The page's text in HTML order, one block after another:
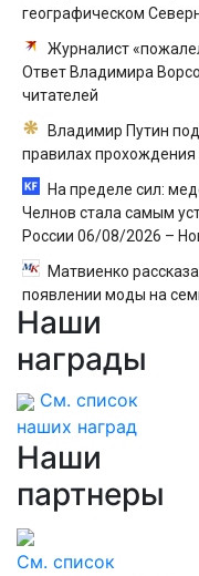
географическом
Журналист
Ответ Владимира
читателей
Владимир Путин
правилах
На пределе сил:
Челнов стала самым
России 06/08/2026 –
Матвиенко
появлении моды на
российских студентов
Наши
награды
См. список
наших наград
Наши
партнеры
См. список